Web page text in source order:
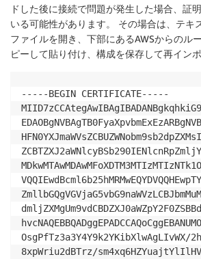
ドした後に接続で問題が発生した場合、証
いる可能性があります。 その場合は、テキ
ファイルを開き、下部にあるAWSからのル
ピーして貼り付け、構成を保存して再イン
-----BEGIN CERTIFICATE-----
OsgPfTz3a3Y4Y9k2YKibXlwAgLIvWX/
8xpWriu2dBTrz/